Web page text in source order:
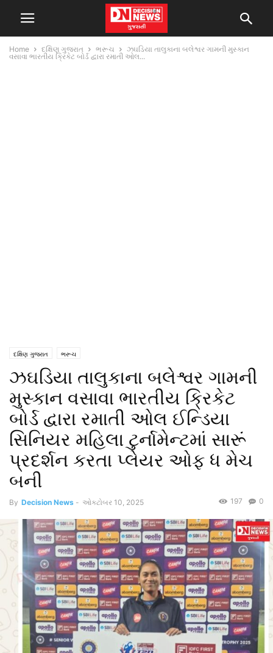
Home દક્ષિણ ગુજરાત ભરૂચ
ઝઘડિયા તાલુકાના બલેશ્વર ગામની મુસ્કાન
વસાવા ભારતીય ક્રિકેટ બોર્ડ દ્વારા રમાતી ઓલ...
દક્ષિણ ગુજરાત ભરૂચ
ઝઘડિયા તાલુકાના બલેશ્વર ગામની
મુસ્કાન વસાવા ભારતીય ક્રિકેટ
બોર્ડ દ્વારા રમાતી ઓલ ઈન્ડિયા
સિનિયર મહિલા ટુર્નામેન્ટમાં સારૂં
પ્રદર્શન કરતા પ્લેયર ઓફ ધ મેચ
બની
By Decision News - ઓક્ટોબર 10, 2025 0
197